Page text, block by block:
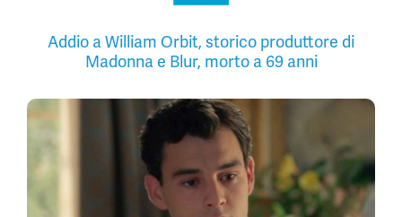
Addio a William Orbit, storico produttore di
Madonna e Blur, morto a 69 anni